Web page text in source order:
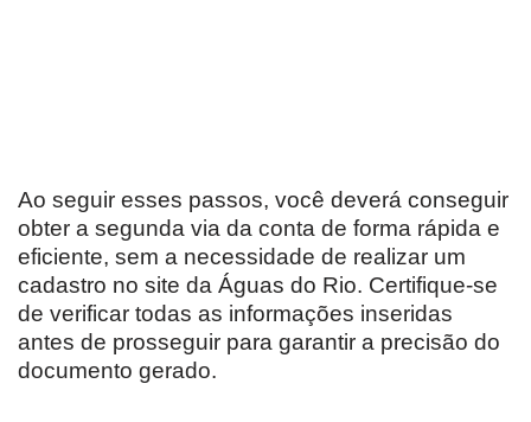
Ao seguir esses passos, você deverá conseguir
obter a segunda via da conta de forma rápida e
eficiente, sem a necessidade de realizar um
cadastro no site da Águas do Rio. Certifique-se
de verificar todas as informações inseridas
antes de prosseguir para garantir a precisão do
documento gerado.